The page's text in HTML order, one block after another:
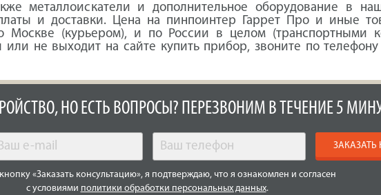
металлоискатели и дополнительное оборудование в
и доставки. Цена на пинпоинтер Гаррет Про и иные
Москве (курьером), и по России в целом (транспортными
или не выходит на сайте купить прибор, звоните по
НО ЕСТЬ ВОПРОСЫ? ПЕРЕЗВОНИМ В ТЕЧЕНИЕ 5
«Заказать консультацию», я подтверждаю, что я ознакомлен и согласен
с условиями политики обработки персональных данных.